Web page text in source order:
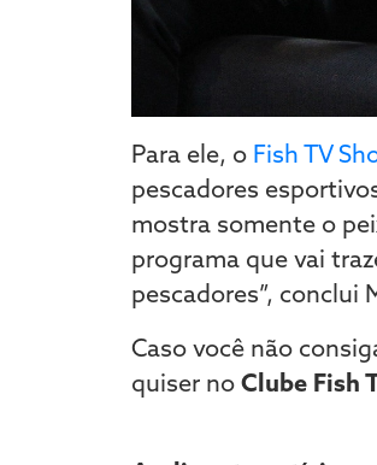
Para ele, o Fish TV
pescadores
mostra somente o
programa que vai
pescadores”, conclui
Caso você não
quiser no Clube Fish